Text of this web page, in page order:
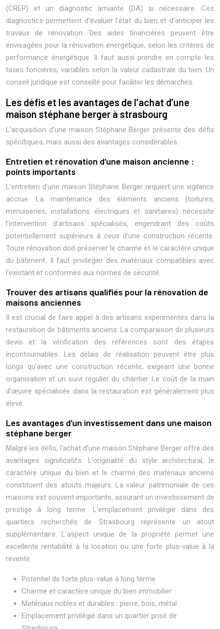
(CREP) et un diagnostic amiante (DA) si nécessaire. Ces
diagnostics permettent d’évaluer l’état du bien et d’anticiper les
travaux de rénovation. Des aides financières peuvent être
envisagées pour la rénovation énergétique, selon les critères de
performance énergétique. Il faut aussi prendre en compte les
taxes foncières, variables selon la valeur cadastrale du bien. Un
conseil juridique est conseillé pour faciliter les démarches.
Les défis et les avantages de l’achat d’une
maison stéphane berger à strasbourg
L’acquisition d’une maison Stéphane Berger présente des défis
spécifiques, mais aussi des avantages considérables.
Entretien et rénovation d’une maison ancienne :
points importants
L’entretien d’une maison Stéphane Berger requiert une vigilance
accrue. La maintenance des éléments anciens (toitures,
menuiseries, installations électriques et sanitaires) nécessite
l’intervention d’artisans spécialisés, engendrant des coûts
potentiellement supérieurs à ceux d’une construction récente.
Toute rénovation doit préserver le charme et le caractère unique
du bâtiment. Il faut privilégier des matériaux compatibles avec
l’existant et conformes aux normes de sécurité.
Trouver des artisans qualifiés pour la rénovation de
maisons anciennes
Il est crucial de faire appel à des artisans expérimentés dans la
restauration de bâtiments anciens. La comparaison de plusieurs
devis et la vérification des références sont des étapes
incontournables. Les délais de réalisation peuvent être plus
longs qu’avec une construction récente, exigeant une bonne
organisation et un suivi régulier du chantier. Le coût de la main
d’œuvre spécialisée dans la restauration est généralement plus
élevé.
Les avantages d’un investissement dans une maison
stéphane berger
Malgré les défis, l’achat d’une maison Stéphane Berger offre des
avantages significatifs. L’originalité du style architectural, le
caractère unique du bien et le charme des matériaux anciens
constituent des atouts majeurs. La valeur patrimoniale de ces
maisons est souvent importante, assurant un investissement de
prestige à long terme. L’emplacement privilégié dans des
quartiers recherchés de Strasbourg représente un atout
supplémentaire. L’aspect unique de la propriété permet une
excellente rentabilité à la location ou une forte plus-value à la
revente.
Potentiel de forte plus-value à long terme
Charme et caractère unique du bien immobilier
Matériaux nobles et durables : pierre, bois, métal
Emplacement privilégié dans un quartier prisé de